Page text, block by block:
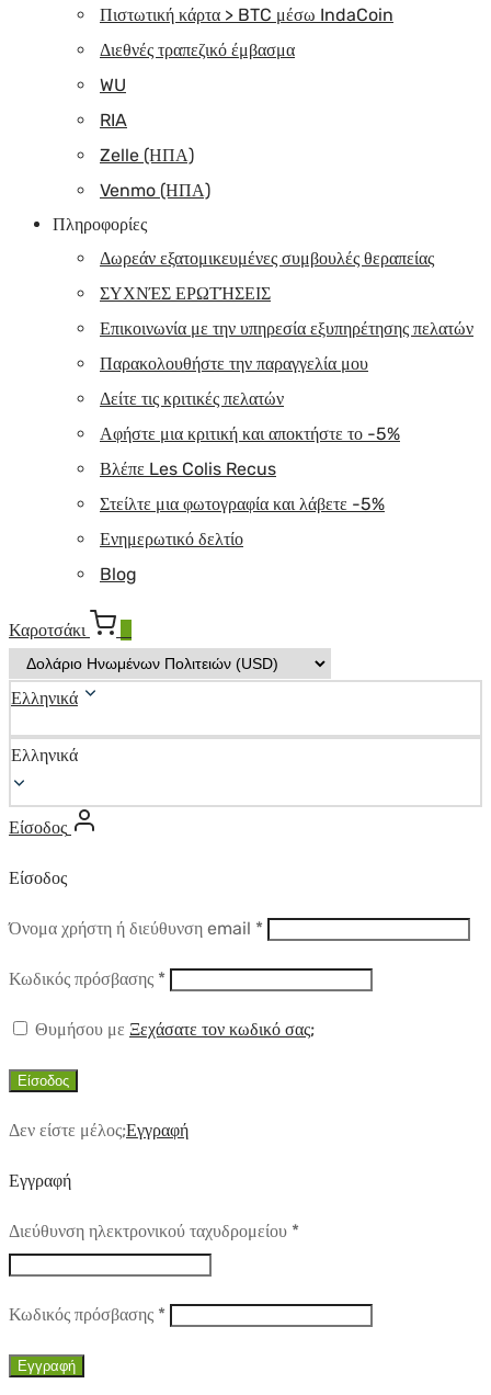
Πιστωτική κάρτα > BTC μέσω IndaCoin
Διεθνές τραπεζικό έμβασμα
WU
RIA
Zelle (ΗΠΑ)
Venmo (ΗΠΑ)
Πληροφορίες
Δωρεάν εξατομικευμένες συμβουλές θεραπείας
ΣΥΧΝΈΣ ΕΡΩΤΉΣΕΙΣ
Επικοινωνία με την υπηρεσία εξυπηρέτησης πελατών
Παρακολουθήστε την παραγγελία μου
Δείτε τις κριτικές πελατών
Αφήστε μια κριτική και αποκτήστε το -5%
Βλέπε Les Colis Recus
Στείλτε μια φωτογραφία και λάβετε -5%
Ενημερωτικό δελτίο
Blog
Καροτσάκι
Ελληνικά
Ελληνικά
Είσοδος
Είσοδος
Όνομα χρήστη ή διεύθυνση email *Απαιτούμενο
Κωδικός πρόσβασης *Απαιτούμενο
Θυμήσου με Ξεχάσατε τον κωδικό σας;
Είσοδος
Δεν είστε μέλος;Εγγραφή
Εγγραφή
Διεύθυνση ηλεκτρονικού ταχυδρομείου *Απαιτούμενο
Κωδικός πρόσβασης *Απαιτούμενο
Εγγραφή